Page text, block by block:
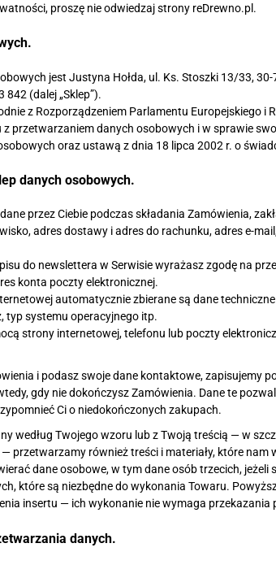
proszę nie odwiedzaj strony reDrewno.pl.
jest Justyna Hołda, ul. Ks. Stoszki 13/33,
(dalej „Sklep”).
z Rozporządzeniem Parlamentu Europejskiego i
przetwarzaniem danych osobowych i w sprawie
oraz ustawą z dnia 18 lipca 2002 r. o
danych osobowych.
przez Ciebie podczas składania Zamówienia,
adres dostawy i adres do rachunku, adres e-
do newslettera w Serwisie wyrażasz zgodę na
konta poczty elektronicznej.
automatycznie zbierane są dane
typ systemu operacyjnego itp.
strony internetowej, telefonu lub poczty
i podasz swoje dane kontaktowe, zapisujemy
gdy nie dokończysz Zamówienia. Dane te
Ci o niedokończonych zakupach.
według Twojego wzoru lub z Twoją treścią — w
przetwarzamy również treści i materiały, które nam
dane osobowe, w tym dane osób trzecich,
które są niezbędne do wykonania Towaru.
insertu — ich wykonanie nie wymaga przekazania
danych.